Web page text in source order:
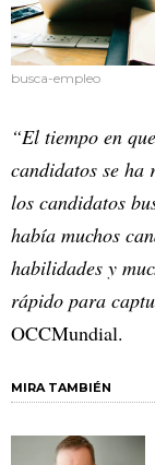
busca-empleo
“El tiempo en
candidatos se ha
los candidatos
había muchos
habilidades y
rápido para
OCCMundial.
MIRA TAMBIÉN